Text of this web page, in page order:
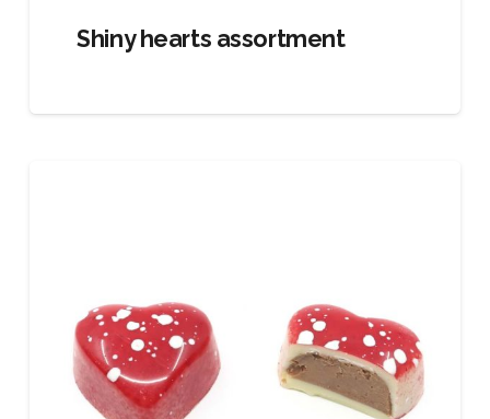
Shiny hearts assortment